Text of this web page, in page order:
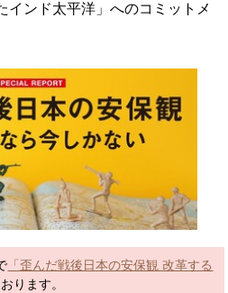
インド太平洋」へのコミットメ
「歪んだ戦後日本の安保観 改革する
ります。